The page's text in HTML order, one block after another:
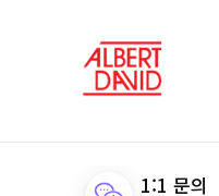
1:1 문의